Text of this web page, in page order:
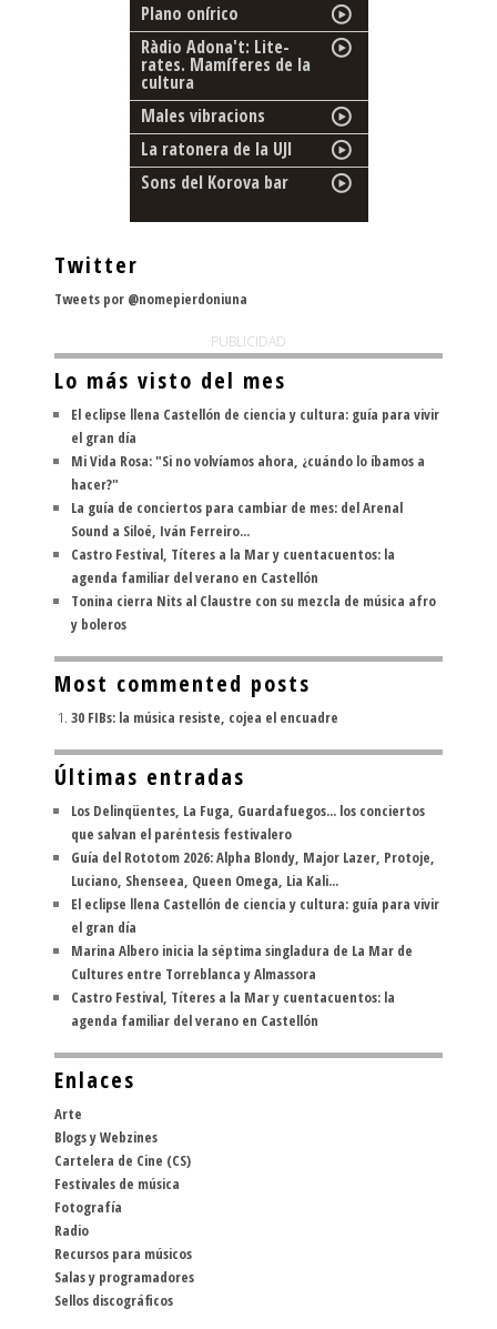
Plano onírico
Ràdio Adona't: Lite-
rates. Mamíferes de la
cultura
Males vibracions
La ratonera de la UJI
Sons del Korova bar
Twitter
Tweets por @nomepierdoniuna
PUBLICIDAD
Lo más visto del mes
El eclipse llena Castellón de ciencia y cultura: guía para vivir
el gran día
Mi Vida Rosa: "Si no volvíamos ahora, ¿cuándo lo íbamos a
hacer?"
La guía de conciertos para cambiar de mes: del Arenal
Sound a Siloé, Iván Ferreiro...
Castro Festival, Títeres a la Mar y cuentacuentos: la
agenda familiar del verano en Castellón
Tonina cierra Nits al Claustre con su mezcla de música afro
y boleros
Most commented posts
30 FIBs: la música resiste, cojea el encuadre
Últimas entradas
Los Delinqüentes, La Fuga, Guardafuegos... los conciertos
que salvan el paréntesis festivalero
Guía del Rototom 2026: Alpha Blondy, Major Lazer, Protoje,
Luciano, Shenseea, Queen Omega, Lia Kali...
El eclipse llena Castellón de ciencia y cultura: guía para vivir
el gran día
Marina Albero inicia la séptima singladura de La Mar de
Cultures entre Torreblanca y Almassora
Castro Festival, Títeres a la Mar y cuentacuentos: la
agenda familiar del verano en Castellón
Enlaces
Arte
Blogs y Webzines
Cartelera de Cine (CS)
Festivales de música
Fotografía
Radio
Recursos para músicos
Salas y programadores
Sellos discográficos